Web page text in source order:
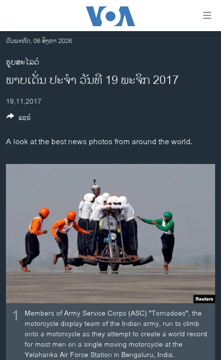
ເຂົ້າ
ຫາ
ຂ້າມ
ຂ້າມ
ໄປ
ຫາ
ຄົ້ນ
ລາວ
ອາເມຣິກາ
ການເລືອກຕັ້ງ ປະທານາທີບໍດີ ສະຫະລັດ 2024
ຂ່າວ​ຈີນ
ໂລກ
ຊຸມຊົນຊາວລາວ
ວິທະຍາສາດ-ເທັກໂນໂລຈີ
ທຸລະກິດ
ພາສາອັງກິດ
ວີດີໂອ
ສຽງ
ລາຍງານ
ຕິດຕາມພວກເຮົາ ທີ່
ວັນພະຫັດ, 06 ສິງຫາ 2026
ຮູບສະໄລດ໌
ພາບເດັ່ນ ປະຈຳ ວັນທີ 19 ພະຈິກ 2017
19,11,2017
A look at the best news photos from around the world.
1
Members of Army Service Corps (ASC) "Tornadoes", the
motorcycle display team of the Indian army, run to climb
onto a motorcycle as they attempt to create a world record
for most men on a single moving motorcycle at the
Yelahanka Air Force Station in Bengaluru, India.
ແຊຣ໌